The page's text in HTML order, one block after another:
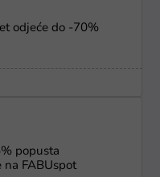
odjeće do -70%
popusta
na FABUspot